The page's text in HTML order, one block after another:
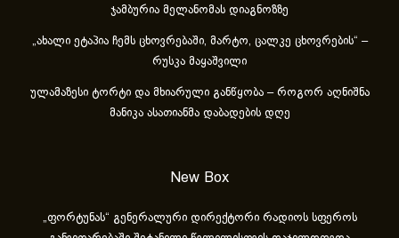
ჯამბურია მელანომას დიაგნოზზე
„ახა­ლი ეტა­პია ჩემს ცხოვ­რე­ბა­ში, მარ­ტო, ცალ­კე ცხოვ­რე­ბის“ –
რუსკა მაყაშვილი
ულამაზესი ტორტი და მხიარული განწყობა – როგორ აღნიშნა
მანიკა ასათიანმა დაბადების დღე
New Box
„ფორტუნას“ გენერალური დირექტორი რადიოს სფეროს